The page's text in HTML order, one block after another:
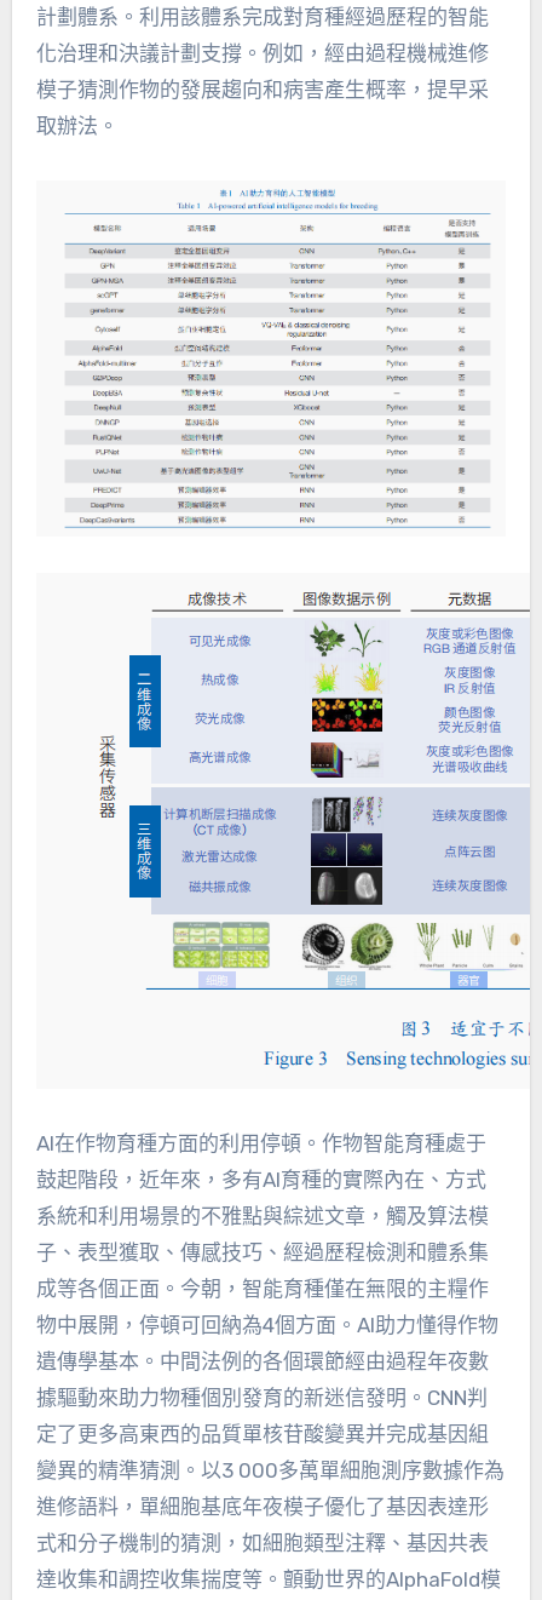
計劃體系。利用該體系完成對育種經過歷程的智能
化治理和決議計劃支撐。例如，經由過程機械進修
模子猜測作物的發展趨向和病害產生概率，提早采
取辦法。
AI在作物育種方面的利用停頓。作物智能育種處于
鼓起階段，近年來，多有AI育種的實際內在、方式
系統和利用場景的不雅點與綜述文章，觸及算法模
子、表型獲取、傳感技巧、經過歷程檢測和體系集
成等各個正面。今朝，智能育種僅在無限的主糧作
物中展開，停頓可回納為4個方面。AI助力懂得作物
遺傳學基本。中間法例的各個環節經由過程年夜數
據驅動來助力物種個別發育的新迷信發明。CNN判
定了更多高東西的品質單核苷酸變異并完成基因組
變異的精準猜測。以3 000多萬單細胞測序數據作為
進修語料，單細胞基底年夜模子優化了基因表達形
式和分子機制的猜測，如細胞類型注釋、基因共表
達收集和調控收集揣度等。顫動世界的AlphaFold模